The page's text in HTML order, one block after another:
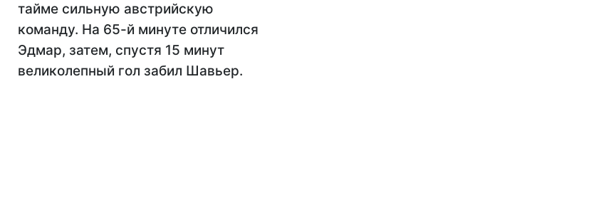
тайме сильную австрийскую
команду. На 65-й минуте отличился
Эдмар, затем, спустя 15 минут
великолепный гол забил Шавьер.